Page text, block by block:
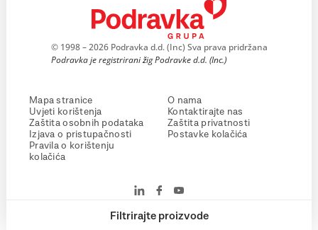
Filtrirajte proizvode
© 1998 – 2026 Podravka d.d. (Inc) Sva prava pridržana
Podravka je registrirani žig Podravke d.d. (Inc.)
Mapa stranice
Uvjeti korištenja
Zaštita osobnih podataka
Izjava o pristupačnosti
Pravila o korištenju
kolačića
O nama
Kontaktirajte nas
Zaštita privatnosti
Postavke kolačića